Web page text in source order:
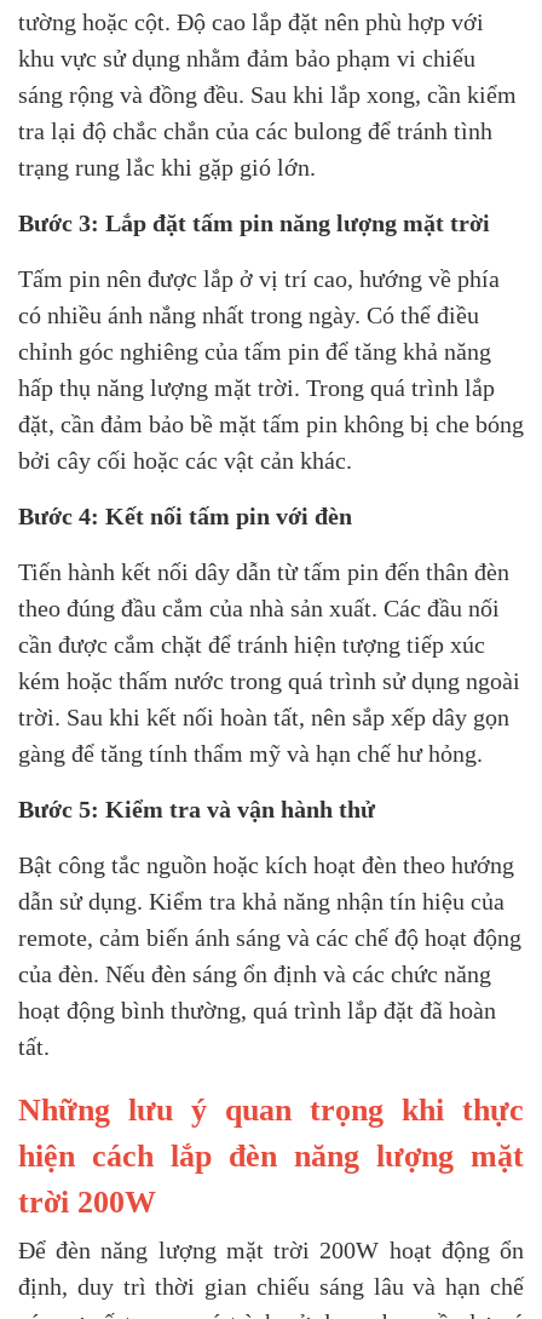
tường hoặc cột. Độ cao lắp đặt nên phù hợp với
khu vực sử dụng nhằm đảm bảo phạm vi chiếu
sáng rộng và đồng đều. Sau khi lắp xong, cần kiểm
tra lại độ chắc chắn của các bulong để tránh tình
trạng rung lắc khi gặp gió lớn.
Bước 3: Lắp đặt tấm pin năng lượng mặt trời
Tấm pin nên được lắp ở vị trí cao, hướng về phía
có nhiều ánh nắng nhất trong ngày. Có thể điều
chỉnh góc nghiêng của tấm pin để tăng khả năng
hấp thụ năng lượng mặt trời. Trong quá trình lắp
đặt, cần đảm bảo bề mặt tấm pin không bị che bóng
bởi cây cối hoặc các vật cản khác.
Bước 4: Kết nối tấm pin với đèn
Tiến hành kết nối dây dẫn từ tấm pin đến thân đèn
theo đúng đầu cắm của nhà sản xuất. Các đầu nối
cần được cắm chặt để tránh hiện tượng tiếp xúc
kém hoặc thấm nước trong quá trình sử dụng ngoài
trời. Sau khi kết nối hoàn tất, nên sắp xếp dây gọn
gàng để tăng tính thẩm mỹ và hạn chế hư hỏng.
Bước 5: Kiểm tra và vận hành thử
Bật công tắc nguồn hoặc kích hoạt đèn theo hướng
dẫn sử dụng. Kiểm tra khả năng nhận tín hiệu của
remote, cảm biến ánh sáng và các chế độ hoạt động
của đèn. Nếu đèn sáng ổn định và các chức năng
hoạt động bình thường, quá trình lắp đặt đã hoàn
tất.
Những lưu ý quan trọng khi thực
hiện cách lắp đèn năng lượng mặt
trời 200W
Để đèn năng lượng mặt trời 200W hoạt động ổn
định, duy trì thời gian chiếu sáng lâu và hạn chế